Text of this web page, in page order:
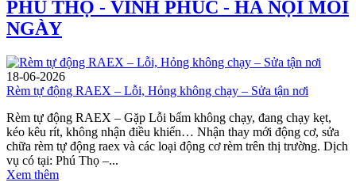
PHÚ THỌ - VĨNH PHÚC - HÀ NỘI MỖI
NGÀY
18-06-2026
Rèm tự động RAEX – Lỗi, Hỏng không chạy – Sửa tận nơi
Rèm tự động RAEX – Gặp Lỗi bấm không chạy, đang chạy kẹt,
kéo kêu rít, không nhận điều khiển… Nhận thay mới động cơ, sửa
chữa rèm tự động raex và các loại động cơ rèm trên thị trường. Dịch
vụ có tại: Phú Thọ –...
Xem thêm